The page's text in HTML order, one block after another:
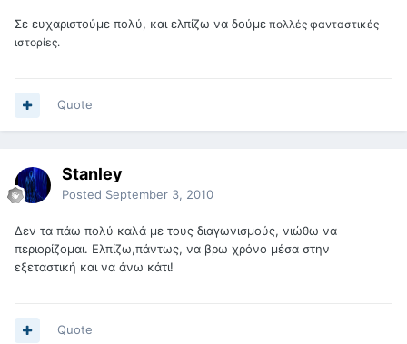
Σε ευχαριστούμε πολύ, και ελπίζω να δούμε πολλές φανταστικές
ιστορίες.
Quote
Stanley
Posted September 3, 2010
Δεν τα πάω πολύ καλά με τους διαγωνισμούς, νιώθω να
περιορίζομαι. Ελπίζω,πάντως, να βρω χρόνο μέσα στην
εξεταστική και να άνω κάτι!
Quote